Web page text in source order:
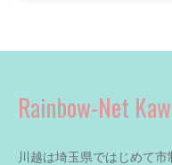
Rainbow-Net
川越は埼玉県ではじめて